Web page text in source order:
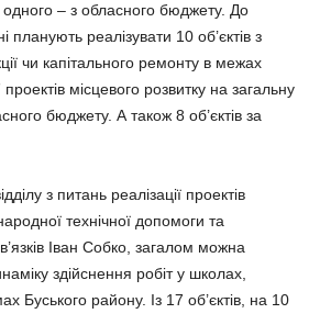
– з обласного бюджету. До
реалізувати 10 об’єктів з
чи капітального ремонту в межах
місцевого розвитку на загальну
бюджету. А також 8 об’єктів за
з питань реалізації проектів
технічної допомоги та
Іван Собко, загалом можна
здійснення робіт у школах,
Буського району. Із 17 об’єктів, на 10